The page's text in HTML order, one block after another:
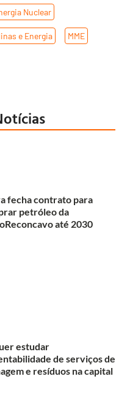
Nuclear
e Energia MME
fecha contrato para
petróleo da
até 2030
estudar
de serviços de
e resíduos na capital